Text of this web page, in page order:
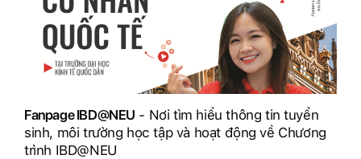
Fanpage IBD@NEU - Nơi tìm hiểu thông tin tuyển
sinh, môi trường học tập và hoạt động về Chương
trình IBD@NEU